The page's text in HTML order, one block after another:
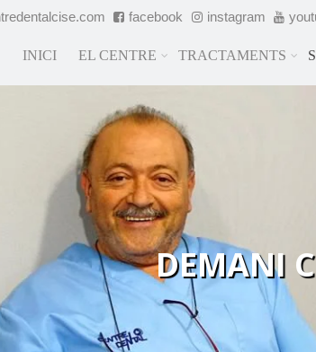
facebook instagram
INICI EL CENTRE TRACTAMENTS
DEMANI